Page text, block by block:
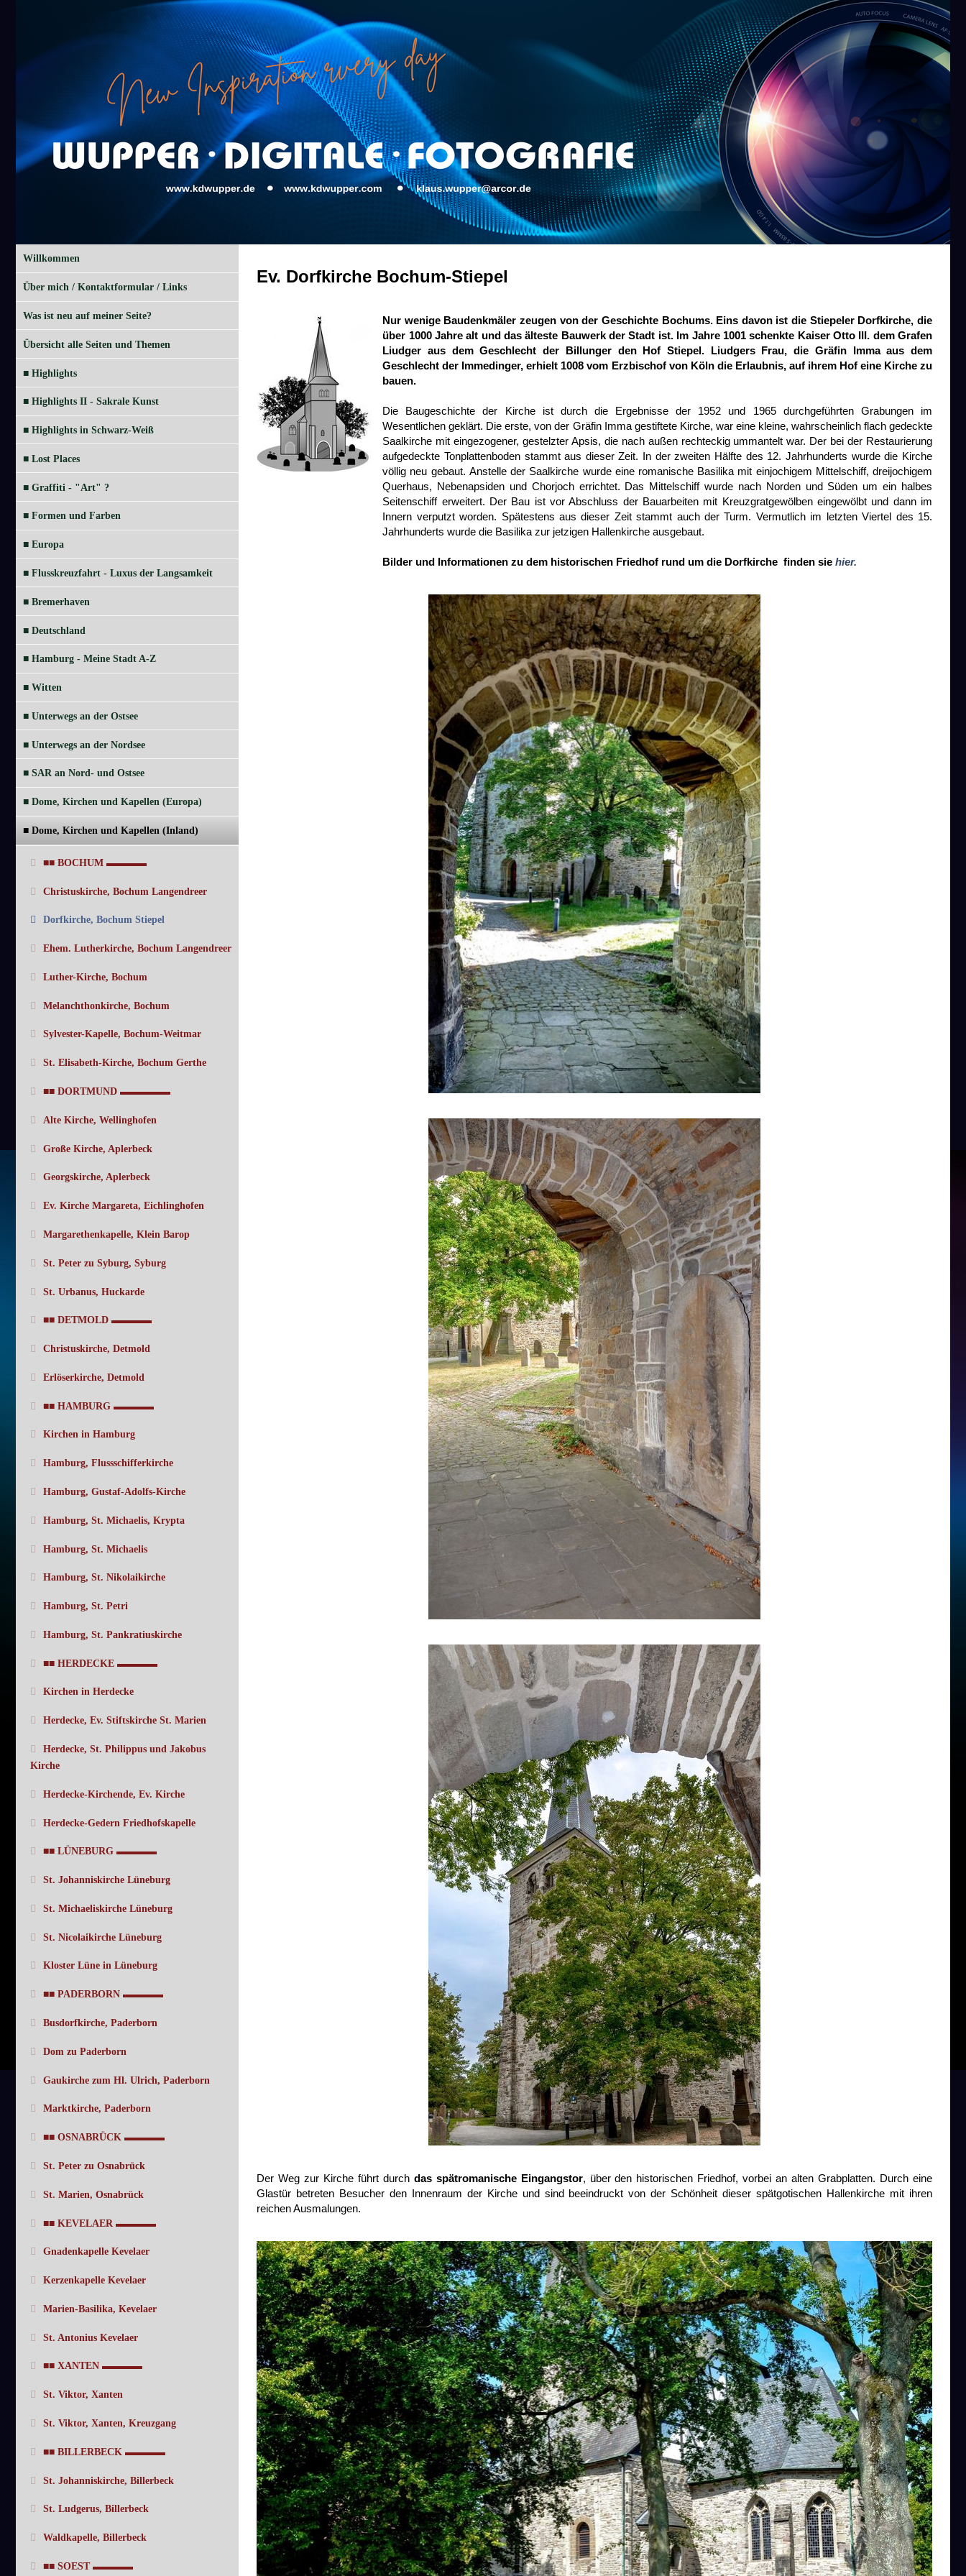
Willkommen
Über mich / Kontaktformular / Links
Was ist neu auf meiner Seite?
Übersicht alle Seiten und Themen
■ Highlights
■ Highlights II - Sakrale Kunst
■ Highlights in Schwarz-Weiß
■ Lost Places
■ Graffiti - "Art" ?
■ Formen und Farben
■ Europa
■ Flusskreuzfahrt - Luxus der Langsamkeit
■ Bremerhaven
■ Deutschland
■ Hamburg - Meine Stadt A-Z
■ Witten
■ Unterwegs an der Ostsee
■ Unterwegs an der Nordsee
■ SAR an Nord- und Ostsee
■ Dome, Kirchen und Kapellen (Europa)
■ Dome, Kirchen und Kapellen (Inland)
■■ BOCHUM ▬▬▬▬
Christuskirche, Bochum Langendreer
Dorfkirche, Bochum Stiepel
Ehem. Lutherkirche, Bochum Langendreer
Luther-Kirche, Bochum
Melanchthonkirche, Bochum
Sylvester-Kapelle, Bochum-Weitmar
St. Elisabeth-Kirche, Bochum Gerthe
■■ DORTMUND ▬▬▬▬▬
Alte Kirche, Wellinghofen
Große Kirche, Aplerbeck
Georgskirche, Aplerbeck
Ev. Kirche Margareta, Eichlinghofen
Margarethenkapelle, Klein Barop
St. Peter zu Syburg, Syburg
St. Urbanus, Huckarde
■■ DETMOLD ▬▬▬▬
Christuskirche, Detmold
Erlöserkirche, Detmold
■■ HAMBURG ▬▬▬▬
Kirchen in Hamburg
Hamburg, Flussschifferkirche
Hamburg, Gustaf-Adolfs-Kirche
Hamburg, St. Michaelis, Krypta
Hamburg, St. Michaelis
Hamburg, St. Nikolaikirche
Hamburg, St. Petri
Hamburg, St. Pankratiuskirche
■■ HERDECKE ▬▬▬▬
Kirchen in Herdecke
Herdecke, Ev. Stiftskirche St. Marien
Herdecke, St. Philippus und Jakobus
Kirche
Herdecke-Kirchende, Ev. Kirche
Herdecke-Gedern Friedhofskapelle
■■ LÜNEBURG ▬▬▬▬
St. Johanniskirche Lüneburg
St. Michaeliskirche Lüneburg
St. Nicolaikirche Lüneburg
Kloster Lüne in Lüneburg
■■ PADERBORN ▬▬▬▬
Busdorfkirche, Paderborn
Dom zu Paderborn
Gaukirche zum Hl. Ulrich, Paderborn
Marktkirche, Paderborn
■■ OSNABRÜCK ▬▬▬▬
St. Peter zu Osnabrück
St. Marien, Osnabrück
■■ KEVELAER ▬▬▬▬
Gnadenkapelle Kevelaer
Kerzenkapelle Kevelaer
Marien-Basilika, Kevelaer
St. Antonius Kevelaer
■■ XANTEN ▬▬▬▬
St. Viktor, Xanten
St. Viktor, Xanten, Kreuzgang
■■ BILLERBECK ▬▬▬▬
St. Johanniskirche, Billerbeck
St. Ludgerus, Billerbeck
Waldkapelle, Billerbeck
■■ SOEST ▬▬▬▬
Ev. Dorfkirche Bochum-Stiepel
Nur wenige Baudenkmäler zeugen von der Geschichte Bochums. Eins davon ist die Stiepeler Dorfkirche, die
über 1000 Jahre alt und das älteste Bauwerk der Stadt ist. Im Jahre 1001 schenkte Kaiser Otto III. dem Grafen
Liudger aus dem Geschlecht der Billunger den Hof Stiepel. Liudgers Frau, die Gräfin Imma aus dem
Geschlecht der Immedinger, erhielt 1008 vom Erzbischof von Köln die Erlaubnis, auf ihrem Hof eine Kirche zu
bauen.
Die Baugeschichte der Kirche ist durch die Ergebnisse der 1952 und 1965 durchgeführten Grabungen im
Wesentlichen geklärt. Die erste, von der Gräfin Imma gestiftete Kirche, war eine kleine, wahrscheinlich flach gedeckte
Saalkirche mit eingezogener, gestelzter Apsis, die nach außen rechteckig ummantelt war. Der bei der Restaurierung
aufgedeckte Tonplattenboden stammt aus dieser Zeit. In der zweiten Hälfte des 12. Jahrhunderts wurde die Kirche
völlig neu gebaut. Anstelle der Saalkirche wurde eine romanische Basilika mit einjochigem Mittelschiff, dreijochigem
Querhaus, Nebenapsiden und Chorjoch errichtet. Das Mittelschiff wurde nach Norden und Süden um ein halbes
Seitenschiff erweitert. Der Bau ist vor Abschluss der Bauarbeiten mit Kreuzgratgewölben eingewölbt und dann im
Innern verputzt worden. Spätestens aus dieser Zeit stammt auch der Turm. Vermutlich im letzten Viertel des 15.
Jahrhunderts wurde die Basilika zur jetzigen Hallenkirche ausgebaut.
Bilder und Informationen zu dem historischen Friedhof rund um die Dorfkirche finden siehier.
Der Weg zur Kirche führt durch das spätromanische Eingangstor, über den historischen Friedhof, vorbei an alten Grabplatten. Durch eine
Glastür betreten Besucher den Innenraum der Kirche und sind beeindruckt von der Schönheit dieser spätgotischen Hallenkirche mit ihren
reichen Ausmalungen.